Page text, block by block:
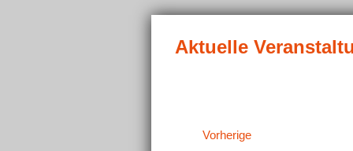
VorherigeVeranstaltungen